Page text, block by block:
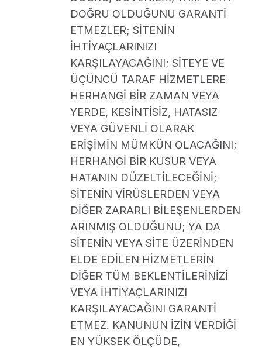
DOĞRU OLDUĞUNU GARANTİ
ETMEZLER; SİTENİN
İHTİYAÇLARINIZI
KARŞILAYACAĞINI; SİTEYE VE
ÜÇÜNCÜ TARAF HİZMETLERE
HERHANGİ BİR ZAMAN VEYA
YERDE, KESİNTİSİZ, HATASIZ
VEYA GÜVENLİ OLARAK
ERİŞİMİN MÜMKÜN OLACAĞINI;
HERHANGİ BİR KUSUR VEYA
HATANIN DÜZELTİLECEĞİNİ;
SİTENİN VİRÜSLERDEN VEYA
DİĞER ZARARLI BİLEŞENLERDEN
ARINMIŞ OLDUĞUNU; YA DA
SİTENİN VEYA SİTE ÜZERİNDEN
ELDE EDİLEN HİZMETLERİN
DİĞER TÜM BEKLENTİLERİNİZİ
VEYA İHTİYAÇLARINIZI
KARŞILAYACAĞINI GARANTİ
ETMEZ. KANUNUN İZİN VERDİĞİ
EN YÜKSEK ÖLÇÜDE,